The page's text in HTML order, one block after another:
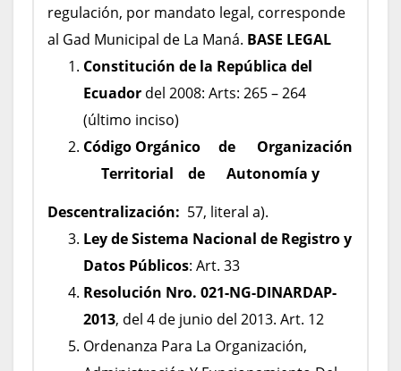
regulación, por mandato legal, corresponde
al Gad Municipal de La Maná. BASE LEGAL
Constitución de la República del
Ecuador del 2008: Arts: 265 – 264
(último inciso)
Código Orgánico de Organización
Territorial de Autonomía y
Descentralización: 57, literal a).
Ley de Sistema Nacional de Registro y
Datos Públicos: Art. 33
Resolución Nro. 021-NG-DINARDAP-
2013, del 4 de junio del 2013. Art. 12
Ordenanza Para La Organización,